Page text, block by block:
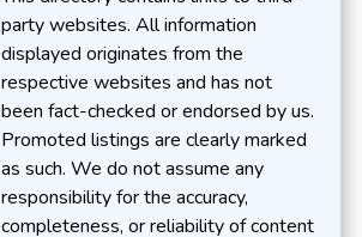
party websites. All information
displayed originates from the
respective websites and has not
been fact-checked or endorsed by us.
Promoted listings are clearly marked
as such. We do not assume any
responsibility for the accuracy,
completeness, or reliability of content